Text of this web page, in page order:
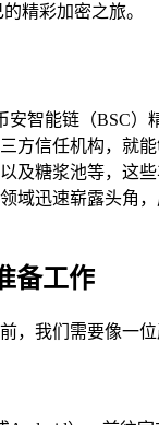
精彩加密之旅。
安智能链（BSC
方信任机构，就
及糖浆池等，这
域迅速崭露头角
备工作
，我们需要像一